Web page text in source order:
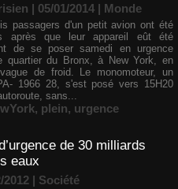
| 05/01/2014 | Monde
passagers d'un petit avion ont été
après que leur appareil eût été
de se poser samedi en urgence
quartier du Bronx, à New York, en
de froid. Le monomoteur, un
1966 28, s'est posé vers 15H20
sans...
, plein, urgence
de 30 milliards
eaux
2012 | Société